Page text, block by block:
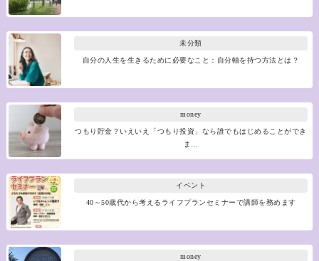
未分類
自分の人生を生きるために必要なこと：自分軸を持つ方法とは？
money
つもり貯金？いえいえ「つもり投資」なら誰でもはじめることができ
ま…
イベント
40～50歳代から考えるライフプランセミナーで講師を務めます
money